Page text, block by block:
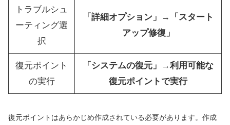
トラブルシュ
ーティング選
択
「詳細オプション」→「スタート
アップ修復」
復元ポイント
の実行
「システムの復元」→利用可能な
復元ポイントで実行
復元ポイントはあらかじめ作成されている必要があります。作成